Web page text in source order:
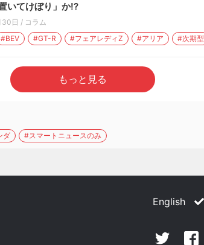
いてけぼり」か!?
30日 / コラム
#BEV #GT-R #フェアレディZ #アリア #次期型
もっと見る
ダ #スマートニュースのみ
English
Twitter